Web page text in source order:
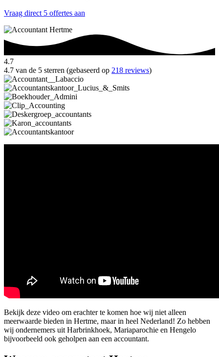
Vraag direct 5 offertes aan
4.7
4.7 van de 5 sterren (gebaseerd op 218 reviews)
Bekijk deze video om erachter te komen hoe wij niet alleen
meerwaarde bieden in Hertme, maar in heel Nederland! Zo hebben
wij ondernemers uit Harbrinkhoek, Mariaparochie en Hengelo
bijvoorbeeld ook geholpen aan een accountant.